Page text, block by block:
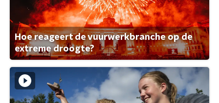
Hoe reageert de vuurwerkbranche op de
extreme droogte?